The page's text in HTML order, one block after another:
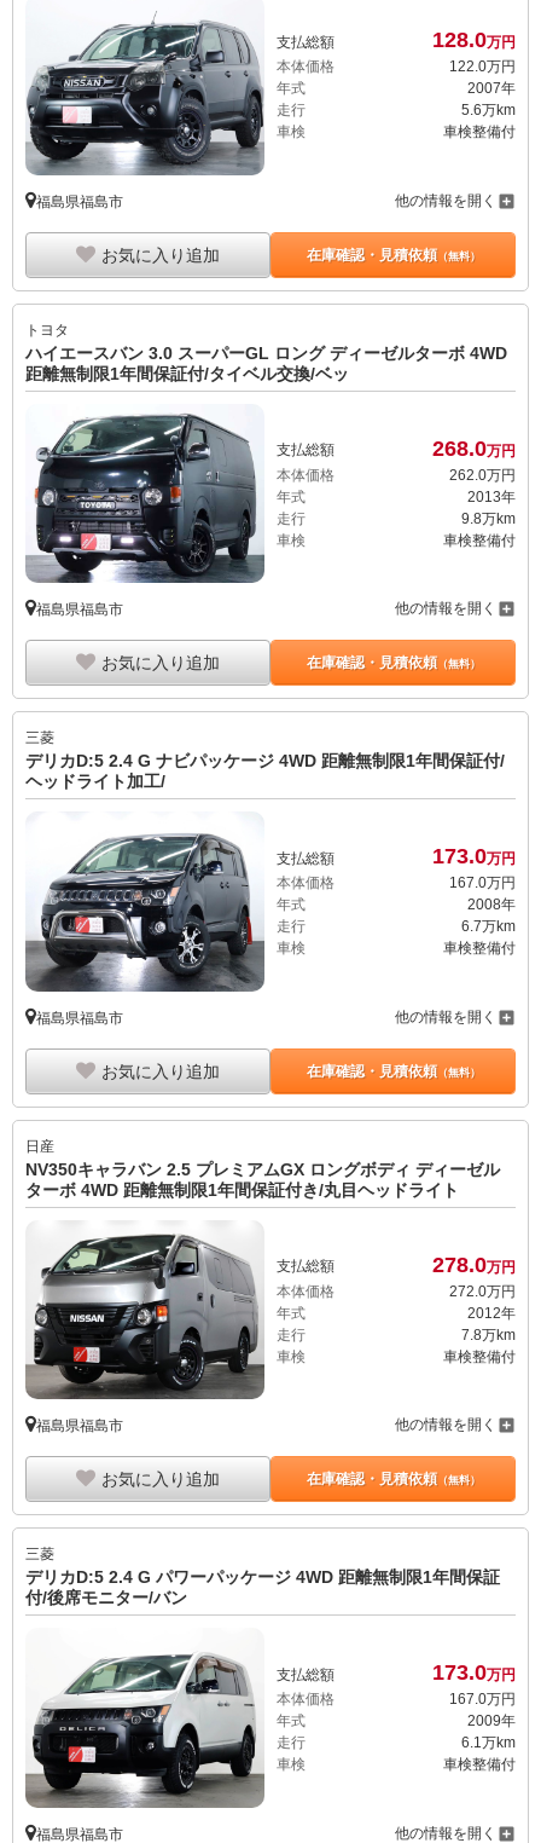
支払総額 128.0万円
本体価格
122.0万円
年式
2007年
走行
5.6万km
車検
車検整備付
福島県福島市 他の情報を開く
お気に入り追加 在庫確認・見積依頼（無料）
トヨタ
ハイエースバン 3.0 スーパーGL ロング ディーゼルターボ 4WD
距離無制限1年間保証付/タイベル交換/ベッ
支払総額 268.0万円
本体価格
262. 0万円
年式
2013年
走行
9.8万km
車検
車検整備付
福島県福島市 他の情報を開く
お気に入り追加 在庫確認・見積依頼（無料）
三菱
デリカD:5 2.4 G ナビパッケージ 4WD 距離無制限1年間保証付/
ヘッドライト加工/
支払総額 173.0万円
本体価格
167.0万円
年式
2008年
走行
6.7万km
車検
車検整備付
福島県福島市 他の情報を開く
お気に入り追加 在庫確認・見積依頼（無料）
日産
NV350キャラバン 2.5 プレミアムGX ロングボディ ディーゼル
ターボ 4WD 距離無制限1年間保証付き/丸目ヘッドライト
支払総額 278.0万円
本体価格
272. 0万円
年式
2012年
走行
7.8万km
車検
車検整備付
福島県福島市 他の情報を開く
お気に入り追加 在庫確認・見積依頼（無料）
三菱
デリカD:5 2.4 G パワーパッケージ 4WD 距離無制限1年間保証
付/後席モニター/バン
支払総額 173.0万円
本体価格
167.0万円
年式
2009年
走行
6.1万km
車検
車検整備付
福島県福島市 他の情報を開く